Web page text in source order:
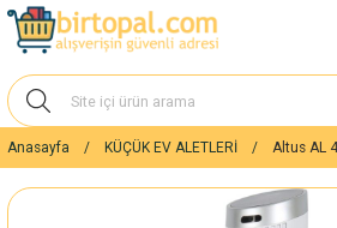
Anasayfa KÜÇÜK EV ALETLERİ Altus AL